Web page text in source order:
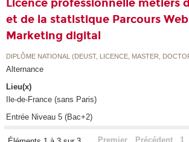
Licence professionnelle métiers
et de la statistique Parcours
Marketing digital
DIPLÔME NATIONAL (DEUST, LICENCE, MASTER,
Alternance
Lieu(x)
Ile-de-France (sans Paris)
Entrée Niveau 5 (Bac+2)
Premier Précédent 1